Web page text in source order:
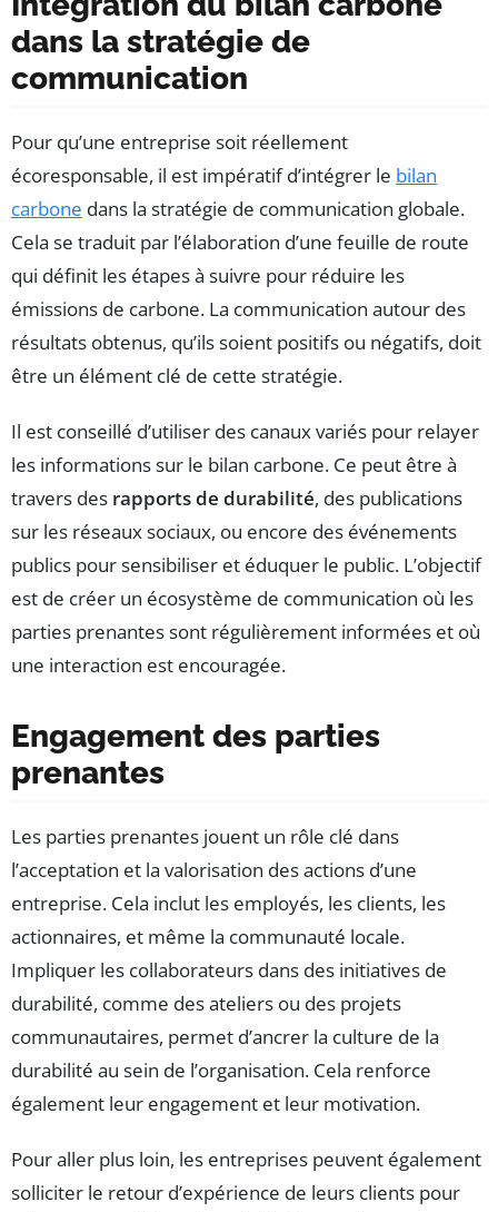
dans la stratégie de
communication
Pour qu’une entreprise soit réellement
écoresponsable, il est impératif d’intégrer le bilan
carbone dans la stratégie de communication globale.
Cela se traduit par l’élaboration d’une feuille de route
qui définit les étapes à suivre pour réduire les
émissions de carbone. La communication autour des
résultats obtenus, qu’ils soient positifs ou négatifs, doit
être un élément clé de cette stratégie.
Il est conseillé d’utiliser des canaux variés pour relayer
les informations sur le bilan carbone. Ce peut être à
travers des rapports de durabilité, des publications
sur les réseaux sociaux, ou encore des événements
publics pour sensibiliser et éduquer le public. L’objectif
est de créer un écosystème de communication où les
parties prenantes sont régulièrement informées et où
une interaction est encouragée.
Engagement des parties
prenantes
Les parties prenantes jouent un rôle clé dans
l’acceptation et la valorisation des actions d’une
entreprise. Cela inclut les employés, les clients, les
actionnaires, et même la communauté locale.
Impliquer les collaborateurs dans des initiatives de
durabilité, comme des ateliers ou des projets
communautaires, permet d’ancrer la culture de la
durabilité au sein de l’organisation. Cela renforce
également leur engagement et leur motivation.
Pour aller plus loin, les entreprises peuvent également
solliciter le retour d’expérience de leurs clients pour